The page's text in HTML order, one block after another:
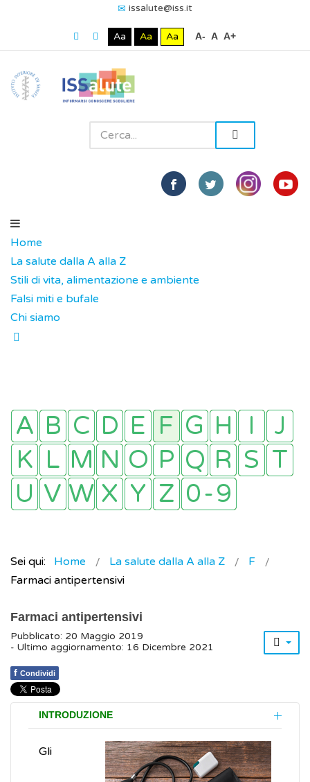
issalute@iss.it
Aa Aa Aa A- A A+
Home
La salute dalla A alla Z
Stili di vita, alimentazione e ambiente
Falsi miti e bufale
Chi siamo
Sei qui: Home La salute dalla A alla Z
F
Farmaci antipertensivi
Farmaci antipertensivi
Pubblicato: 20 Maggio 2019
- Ultimo aggiornamento: 16 Dicembre 2021
f Condividi
INTRODUZIONE
Gli